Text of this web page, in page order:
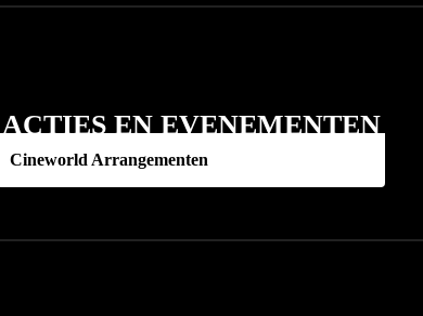
ACTIES EN EVENEMENTEN
Cineworld Arrangementen